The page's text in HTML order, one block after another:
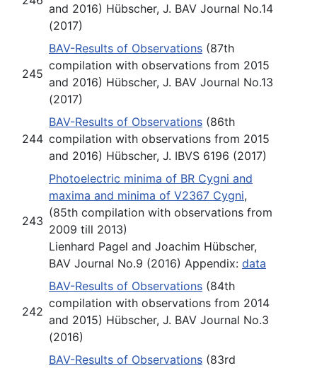
and 2016) Hübscher, J. BAV Journal No.14
(2017)
245
BAV-Results of Observations (87th
compilation with observations from 2015
and 2016) Hübscher, J. BAV Journal No.13
(2017)
244
BAV-Results of Observations (86th
compilation with observations from 2015
and 2016) Hübscher, J. IBVS 6196 (2017)
243
Photoelectric minima of BR Cygni and
maxima and minima of V2367 Cygni,
(85th compilation with observations from
2009 till 2013)
Lienhard Pagel and Joachim Hübscher,
BAV Journal No.9 (2016) Appendix: data
242
BAV-Results of Observations (84th
compilation with observations from 2014
and 2015) Hübscher, J. BAV Journal No.3
(2016)
BAV-Results of Observations (83rd